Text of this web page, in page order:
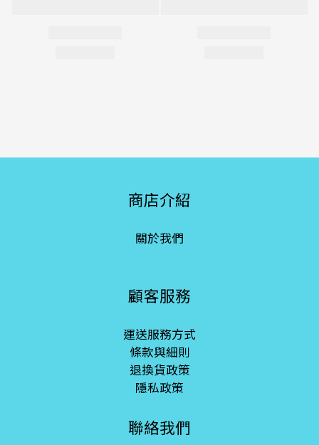
商店介紹
關於我們
顧客服務
運送服務方式
條款與細則
退換貨政策
隱私政策
聯絡我們